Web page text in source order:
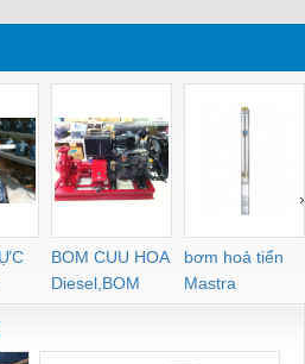
BOM CUU HOA
Diesel,BOM
CHUA CHAY
bơm hoả tiển
Mastra
›